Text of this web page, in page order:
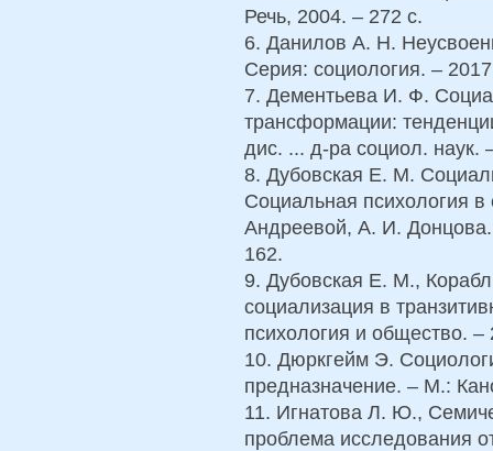
Речь, 2004. – 272 с.
6. Данилов А. Н.
Серия: социология. –
7. Дементьева И. Ф.
трансформации:
дис. ... д-ра социол. наук.
8. Дубовская Е. М.
Социальная психология
Андреевой, А. И.
162.
9. Дубовская Е. М.,
социализация в
психология и общество.
10. Дюркгейм Э.
предназначение. – М.:
11. Игнатова Л. Ю.,
проблема исследования